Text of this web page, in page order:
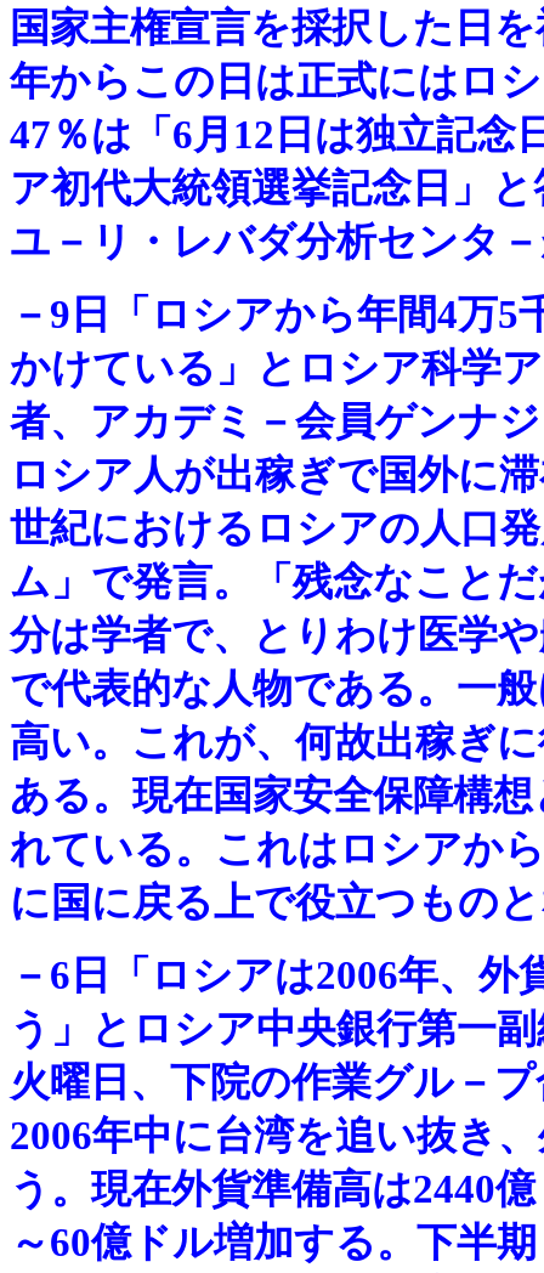
国家主権宣言を採択した日
年からこの日は正式にはロ
47％は「6月12日は独立記念
ア初代大統領選挙記念日」
ユ－リ・レバダ分析センタ
－ 9日「ロシアから年間4万5
かけている」とロシア科学
者、アカデミ－会員ゲンナ
ロシア人が出稼ぎで国外に
世紀におけるロシアの人口
ム」で発言。「残念なこと
分は学者で、とりわけ医学
で代表的な人物である。一
高い。これが、何故出稼ぎ
ある。現在国家安全保障構
れている。これはロシアか
に国に戻る上で役立つもの
－ 6日「ロシアは2006年、
う」とロシア中央銀行第一
火曜日、下院の作業グル－
2006年中に台湾を追い抜き
う。現在外貨準備高は2440
～60億ドル増加する。下半